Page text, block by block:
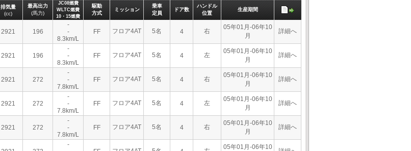
排気量
(cc)
最高出力
(馬力)
JC08燃費
WLTC燃費
10・15燃費
駆動
方式
ミッション
乗車
定員
ドア数
ハンドル
位置
生産期間
2921 196
-
-
8.3km/L
FF フロア4AT 5名 4 右
05年01月-06年10
月
詳細へ
2921 196
-
-
8.3km/L
FF フロア4AT 5名 4 左
05年01月-06年10
月
詳細へ
2921 272
-
-
7.8km/L
FF フロア4AT 5名 4 右
05年01月-06年10
月
詳細へ
2921 272
-
-
7.8km/L
FF フロア4AT 5名 4 左
05年01月-06年10
月
詳細へ
2921 272
-
-
7.8km/L
FF フロア4AT 5名 4 右
05年01月-06年10
月
詳細へ
-
05年01月-06年10